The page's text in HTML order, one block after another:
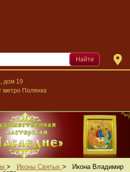
дом 19
метро Полянка
Найти
> Иконы Святых >
Икона Владимир